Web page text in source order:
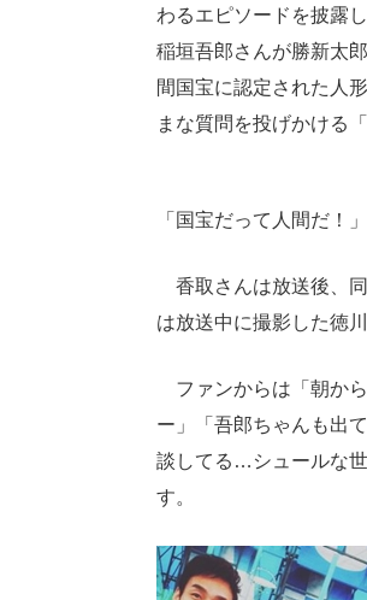
わるエピソードを披露
稲垣吾郎さんが勝新太
間国宝に認定された人
まな質問を投げかける
「国宝だって人間だ！
香取さんは放送後、
は放送中に撮影した徳
ファンからは「朝か
ー」「吾郎ちゃんも出
談してる…シュールな
す。